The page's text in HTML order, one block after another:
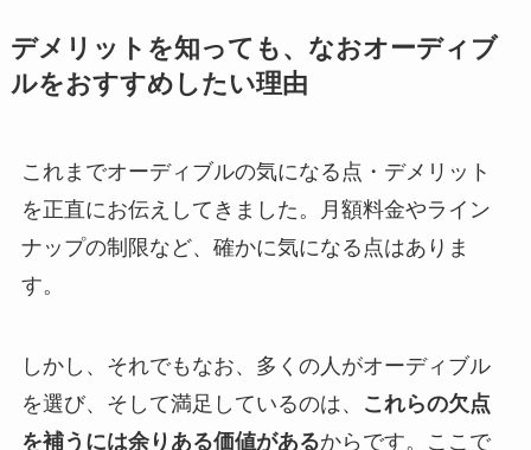
デメリットを知っても、なおオーディブ
ルをおすすめしたい理由
これまでオーディブルの気になる点・デメリット
を正直にお伝えしてきました。月額料金やライン
ナップの制限など、確かに気になる点はありま
す。
しかし、それでもなお、多くの人がオーディブル
を選び、そして満足しているのは、
これらの欠点
を補うには余りある価値があるからです。ここで